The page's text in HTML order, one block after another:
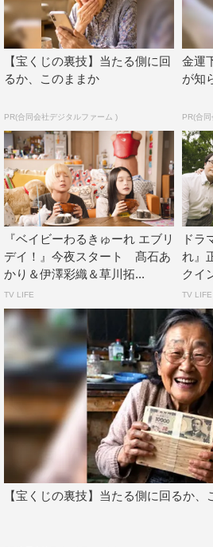
【宝くじの裏技】当たる側に回
るか、このままか
PR(合同会社デジタルファーム )
金運
が知
PR(合
『ベイビーわるきゅーれ エブリ
デイ！』今夜スタート 髙石あ
かり＆伊澤彩織＆草川拓...
TV LIFE
ドラ
れ』
クイ
TV LIFE
【宝くじの裏技】当たる側に回るか、